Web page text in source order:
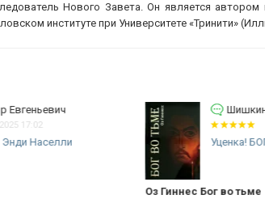
Нового Завета. Он является
институте при Университете «Тринити»
Шишкин Владимир
2 декабря 2025
Уценка! БОГ ВО ТЬМЕ. Оз
Оз Гиннес Бог во тьме